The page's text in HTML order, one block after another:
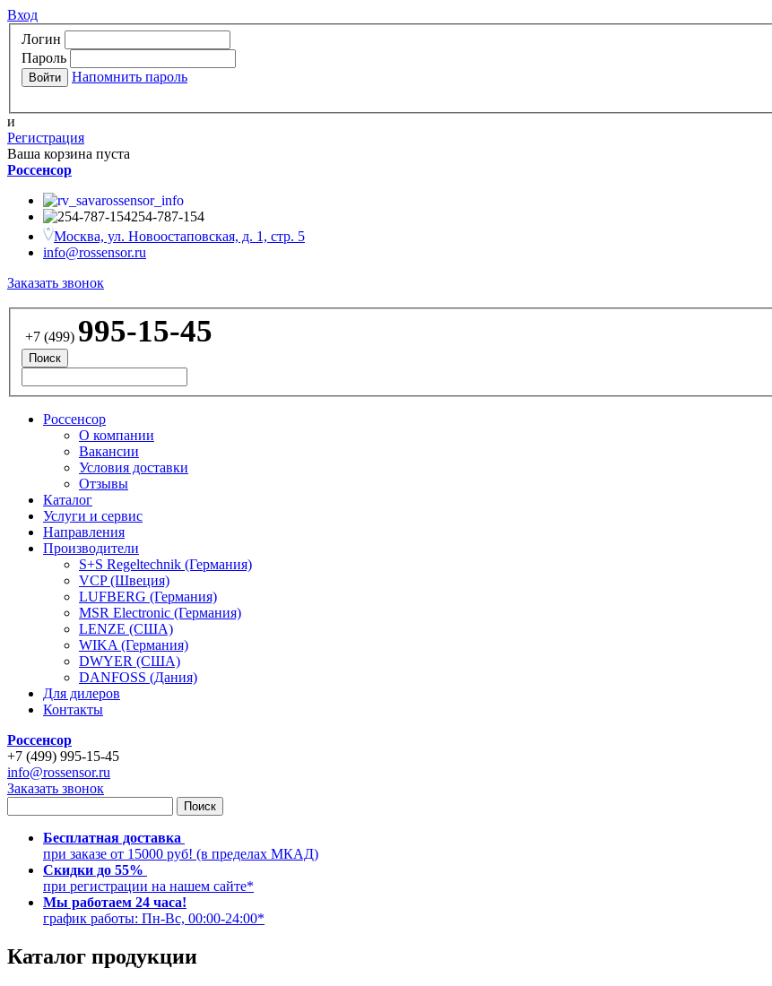
Вход
Логин
Пароль
Напомнить пароль
и
Регистрация
Ваша корзина пуста
Россенсор
rossensor_info
254-787-154
Москва, ул. Новоостаповская, д. 1, стр. 5
info@rossensor.ru
Заказать звонок
+7 (499) 995-15-45
Россенсор
О компании
Вакансии
Условия доставки
Отзывы
Каталог
Услуги и сервис
Направления
Производители
S+S Regeltechnik (Германия)
VCP (Швеция)
LUFBERG (Германия)
MSR Electronic (Германия)
LENZE (США)
WIKA (Германия)
DWYER (США)
DANFOSS (Дания)
Для дилеров
Контакты
Россенсор
+7 (499) 995-15-45
info@rossensor.ru
Заказать звонок
Бесплатная доставка
при заказе от 15000 руб! (в пределах МКАД)
Скидки до 55%
при регистрации на нашем сайте*
Мы работаем 24 часа!
график работы: Пн-Вс, 00:00-24:00*
Каталог продукции